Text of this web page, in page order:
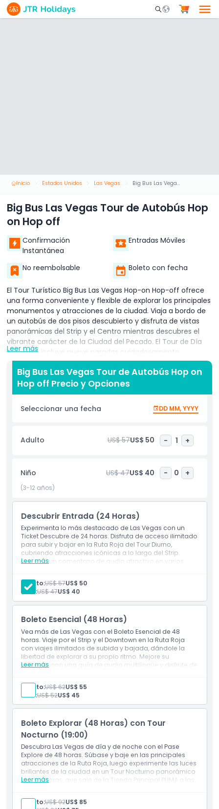
Mobile Search
Inicio Estados Unidos Las Vegas Big Bus Las Vegas Tour de Autobús Hop on Hop off
Big Bus Las Vegas Tour de Autobús Hop
on Hop off
Confirmación
Instantánea
Entradas Móviles
No reembolsable Boleto con fecha
El Tour Turístico Big Bus Las Vegas Hop-on Hop-off ofrece
una forma conveniente y flexible de explorar los principales
monumentos y atracciones de la ciudad. Viaja a bordo de
un autobús de dos pisos descubierto y disfruta de vistas
panorámicas del Strip y el Centro mientras descubres el
vibrante carácter de la Ciudad del Pecado. El Tour de Día
Ruta Roja incluye nueve paradas cuidadosamente
seleccionadas en atracciones principales como MGM
Grand, High Roller y LINQ Promenade, El Museo del Crimen
Organizado (The Mob Museum), Treasure Island, Hotel
Excalibur, The Strat, Resorts World y el famoso letrero
Welcome to Fabulous Las Vegas. Con paseos ilimitados
durante la validez de tu boleto, puedes bajarte para
desees, facilitando diseñar tu propio itinerario turístico. El
comentario de audio está disponible en inglés y español,
monumentos y aspectos culturales de Las Vegas durante
todo el recorrido. Los boletos se activan al subir por primera
vez y son válidos hasta el final del servicio ese día,
simplemente relajarte y disfrutar del ambiente desde la
cubierta descubierta, este tour ofrece una forma sencilla
de experimentar Las Vegas. Perfecto tanto para visitantes
primerizos como para viajeros que regresan, Big Bus Tours
combina confort, libertad y descubrimiento en una
Aspectos Destacados
Inclusiones
Política para Niños y Adultos
Exclusiones
Cosas a Saber
Política de Cancelación
Leer más
Big Bus Las Vegas Tour de Autobús Hop on
Hop off Precio y Opciones
Seleccionar una fecha DD MM, YYYY
Adulto US$ 57US$ 50 - 1 +
Niño US$ 47US$ 40 - 0 +
(3-12 años)
Descubrir Entrada (24 Horas)
Experimenta lo más destacado de Las Vegas con un
Ticket Descubre de 24 horas. Disfruta de acceso ilimitado
para subir y bajar en la Ruta Roja del Tour Diurno,
cubriendo atracciones icónicas a lo largo del Strip.
Escucha un comentario de audio atractivo en varios
con 30 minutos de tiempo de bahía para
entretenimiento adicional.
Leer más
Adulto:US$ 57US$ 50
Niño:US$ 47US$ 40
Boleto Esencial (48 Horas)
Vea más de Las Vegas con el Boleto Esencial de 48
horas. Viaje por el Strip y el Downtown en la Ruta Roja
con viajes ilimitados de subida y bajada, dándole la
libertad de explorar a su propio ritmo. Mejore su
recorrido con una guía de audio multilingüe y disfrute de
de tiempo de juego en la bahía.
Leer más
Adulto:US$ 62US$ 55
Niño:US$ 52US$ 45
Boleto Explorar (48 Horas) con Tour
Nocturno (19:00)
Descubra Las Vegas de día y de noche con el Pase
Explore de 48 horas. Súbase y baje en las principales
atracciones de la Ruta Roja, luego experimente las luces
brillantes de la ciudad en un Tour Nocturno panorámico
de dos horas, que sale de la Tienda Principal PUMA a las
audio multilingüe y 30 minutos de tiempo en la bahía en
Atomic Golf.
Leer más
Adulto:US$ 92US$ 85